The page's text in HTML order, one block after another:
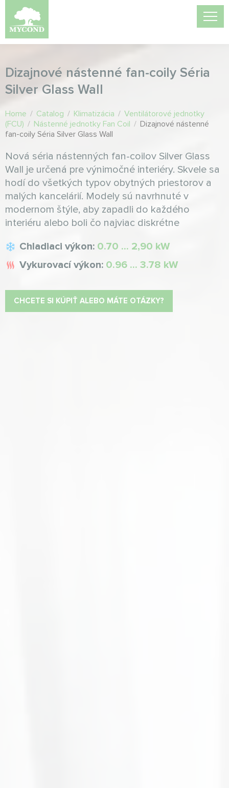
Dizajnové nástenné fan-coily Séria
Silver Glass Wall
Home / Catalog / Klimatizácia / Ventilátorové jednotky
(FCU) / Nástenné jednotky Fan Coil / Dizajnové nástenné
fan-coily Séria Silver Glass Wall
Nová séria nástenných fan-coilov Silver Glass
Wall je určená pre výnimočné interiéry. Skvele sa
hodí do všetkých typov obytných priestorov a
malých kancelárií. Modely sú navrhnuté v
modernom štýle, aby zapadli do každého
interiéru alebo boli čo najviac diskrétne
Chladiaci výkon: 0.70 ... 2,90 kW
Vykurovací výkon: 0.96 ... 3.78 kW
CHCETE SI KÚPIŤ ALEBO MÁTE OTÁZKY?